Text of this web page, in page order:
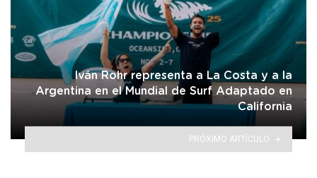
Iván Rohr representa a La Costa y a la
Argentina en el Mundial de Surf Adaptado en
California
PRÓXIMO ARTÍCULO